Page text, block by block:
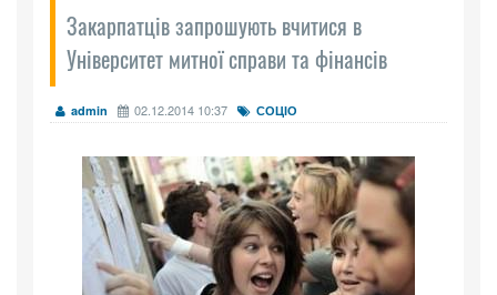
Закарпатців запрошують вчитися в
Університет митної справи та фінансів
admin 02.12.2014 10:37 СОЦІО